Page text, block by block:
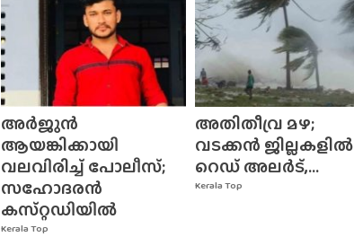
Kerala Top
അർജുൻ
ആയങ്കിക്കായി
വലവിരിച്ച് പോലീസ്;
സഹോദരൻ
കസ്‌റ്റഡിയിൽ
Kerala Top
അതിതീവ്ര മഴ;
വടക്കൻ ജില്ലകളിൽ
റെഡ് അലർട്,...